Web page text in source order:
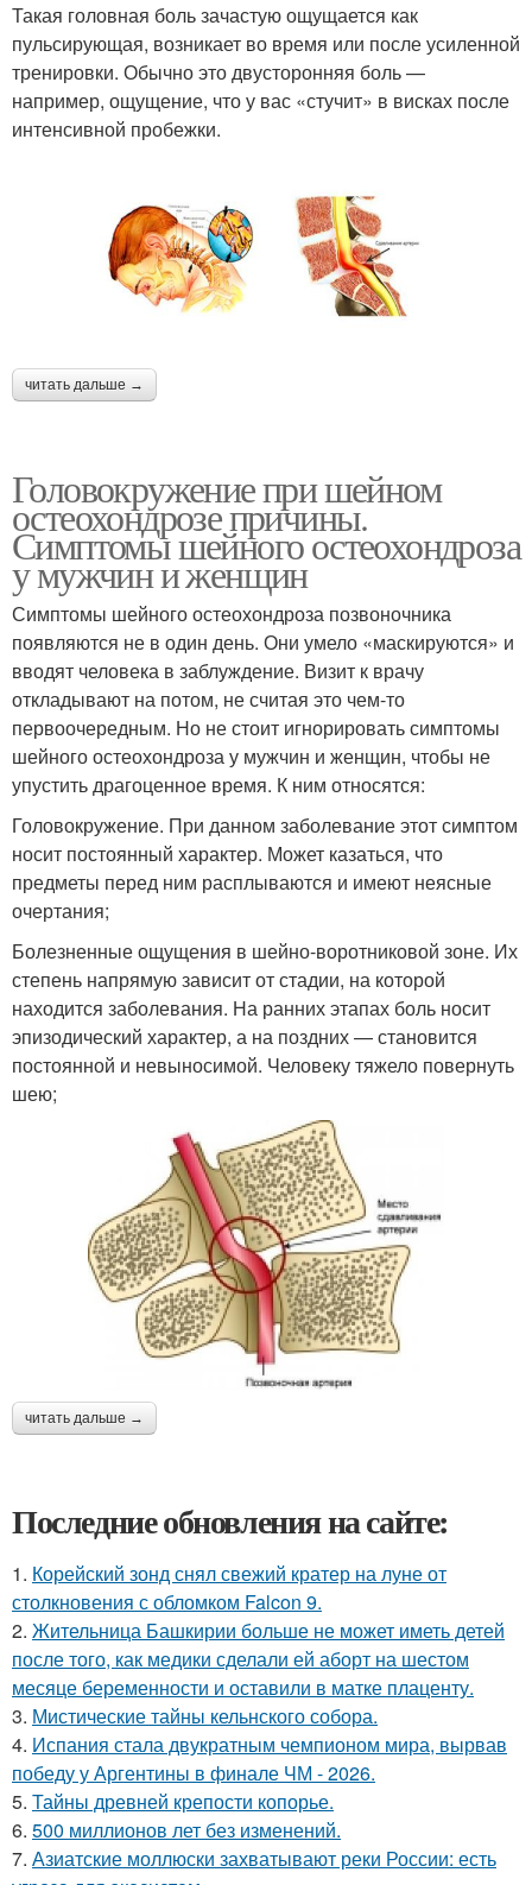
Такая головная боль зачастую ощущается как
пульсирующая, возникает во время или после усиленной
тренировки. Обычно это двусторонняя боль —
например, ощущение, что у вас «стучит» в висках после
интенсивной пробежки.
читать дальше →
Головокружение при шейном
остеохондрозе причины.
Симптомы шейного остеохондроза
у мужчин и женщин
Симптомы шейного остеохондроза позвоночника
появляются не в один день. Они умело «маскируются» и
вводят человека в заблуждение. Визит к врачу
откладывают на потом, не считая это чем-то
первоочередным. Но не стоит игнорировать симптомы
шейного остеохондроза у мужчин и женщин, чтобы не
упустить драгоценное время. К ним относятся:
Головокружение. При данном заболевание этот симптом
носит постоянный характер. Может казаться, что
предметы перед ним расплываются и имеют неясные
очертания;
Болезненные ощущения в шейно-воротниковой зоне. Их
степень напрямую зависит от стадии, на которой
находится заболевания. На ранних этапах боль носит
эпизодический характер, а на поздних — становится
постоянной и невыносимой. Человеку тяжело повернуть
шею;
читать дальше →
Последние обновления на сайте:
1. Корейский зонд снял свежий кратер на луне от
столкновения с обломком Falcon 9.
2. Жительница Башкирии больше не может иметь детей
после того, как медики сделали ей аборт на шестом
месяце беременности и оставили в матке плаценту.
3. Мистические тайны кельнского собора.
4. Испания стала двукратным чемпионом мира, вырвав
победу у Аргентины в финале ЧМ - 2026.
5. Тайны древней крепости копорье.
6. 500 миллионов лет без изменений.
7. Азиатские моллюски захватывают реки России: есть